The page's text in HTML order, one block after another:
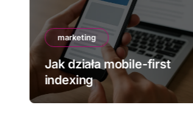
marketing
Jak działa mobile-first
indexing